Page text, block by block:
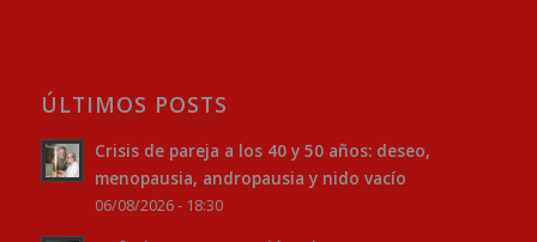
ÚLTIMOS POSTS
Crisis de pareja a los 40 y 50 años: deseo,
menopausia, andropausia y nido vacío
06/08/2026 - 18:30